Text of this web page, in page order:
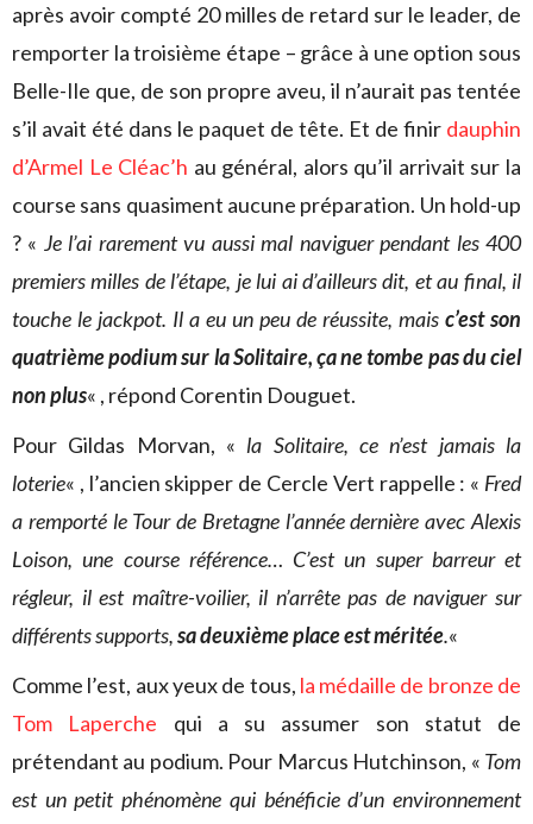
après avoir compté 20 milles de retard sur le leader, de
remporter la troisième étape – grâce à une option sous
Belle-Ile que, de son propre aveu, il n’aurait pas tentée
s’il avait été dans le paquet de tête. Et de finir dauphin
d’Armel Le Cléac’h au général, alors qu’il arrivait sur la
course sans quasiment aucune préparation. Un hold-up
? « Je l’ai rarement vu aussi mal naviguer pendant les 400
premiers milles de l’étape, je lui ai d’ailleurs dit, et au final, il
touche le jackpot. Il a eu un peu de réussite, mais c’est son
quatrième podium sur la Solitaire, ça ne tombe pas du ciel
non plus« , répond Corentin Douguet.
Pour Gildas Morvan, « la Solitaire, ce n’est jamais la
loterie« , l’ancien skipper de Cercle Vert rappelle : « Fred
a remporté le Tour de Bretagne l’année dernière avec Alexis
Loison, une course référence… C’est un super barreur et
régleur, il est maître-voilier, il n’arrête pas de naviguer sur
différents supports,sa deuxième place est méritée.«
Comme l’est, aux yeux de tous, la médaille de bronze de
Tom Laperche qui a su assumer son statut de
prétendant au podium. Pour Marcus Hutchinson, « Tom
est un petit phénomène qui bénéficie d’un environnement